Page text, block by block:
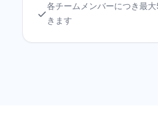
各チームメンバーにつき最
きます